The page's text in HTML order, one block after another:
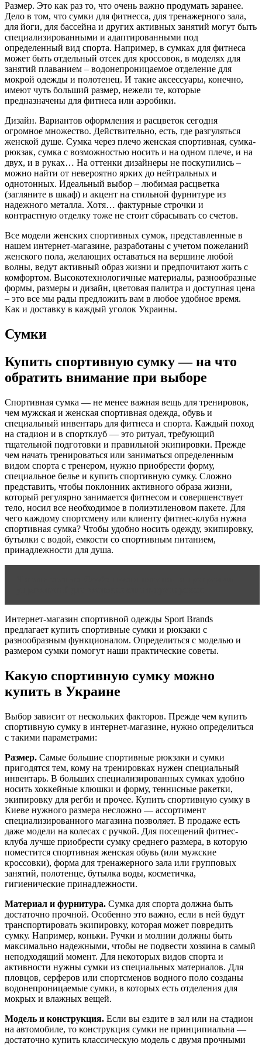
Размер. Это как раз то, что очень важно продумать заранее.
Дело в том, что сумки для фитнесса, для тренажерного зала,
для йоги, для бассейна и других активных занятий могут быть
специализированными и адаптированными под
определенный вид спорта. Например, в сумках для фитнеса
может быть отдельный отсек для кроссовок, в моделях для
занятий плаванием – водонепроницаемое отделение для
мокрой одежды и полотенец. И такие аксессуары, конечно,
имеют чуть больший размер, нежели те, которые
предназначены для фитнеса или аэробики.
Дизайн. Вариантов оформления и расцветок сегодня
огромное множество. Действительно, есть, где разгуляться
женской душе. Сумка через плечо женская спортивная, сумка-
рюкзак, сумка с возможностью носить и на одном плече, и на
двух, и в руках… На оттенки дизайнеры не поскупились –
можно найти от невероятно ярких до нейтральных и
однотонных. Идеальный выбор – любимая расцветка
(загляните в шкаф) и акцент на стильной фурнитуре из
надежного металла. Хотя… фактурные строчки и
контрастную отделку тоже не стоит сбрасывать со счетов.
Все модели женских спортивных сумок, представленные в
нашем интернет-магазине, разработаны с учетом пожеланий
женского пола, желающих оставаться на вершине любой
волны, ведут активный образ жизни и предпочитают жить с
комфортом. Высокотехнологичные материалы, разнообразные
формы, размеры и дизайн, цветовая палитра и доступная цена
– это все мы рады предложить вам в любое удобное время.
Как и доставку в каждый уголок Украины.
Сумки
Купить спортивную сумку — на что
обратить внимание при выборе
Спортивная сумка — не менее важная вещь для тренировок,
чем мужская и женская спортивная одежда, обувь и
специальный инвентарь для фитнеса и спорта. Каждый поход
на стадион и в спортклуб — это ритуал, требующий
тщательной подготовки и правильной экипировки. Прежде
чем начать тренироваться или заниматься определенным
видом спорта с тренером, нужно приобрести форму,
специальное белье и купить спортивную сумку. Сложно
представить, чтобы поклонник активного образа жизни,
который регулярно занимается фитнесом и совершенствует
тело, носил все необходимое в полиэтиленовом пакете. Для
чего каждому спортсмену или клиенту фитнес-клуба нужна
спортивная сумка? Чтобы удобно носить одежду, экипировку,
бутылки с водой, емкости со спортивным питанием,
принадлежности для душа.
Интернет-магазин спортивной одежды Sport Brands
предлагает купить спортивные сумки и рюкзаки с
разнообразным функционалом. Определиться с моделью и
размером сумки помогут наши практические советы.
Какую спортивную сумку можно
купить в Украине
Выбор зависит от нескольких факторов. Прежде чем купить
спортивную сумку в интернет-магазине, нужно определиться
с такими параметрами:
Размер. Самые большие спортивные рюкзаки и сумки
пригодятся тем, кому на тренировках нужен специальный
инвентарь. В больших специализированных сумках удобно
носить хоккейные клюшки и форму, теннисные ракетки,
экипировку для регби и прочее. Купить спортивную сумку в
Киеве нужного размера несложно — ассортимент
специализированного магазина позволяет. В продаже есть
даже модели на колесах с ручкой. Для посещений фитнес-
клуба лучше приобрести сумку среднего размера, в которую
поместится спортивная женская обувь (или мужские
кроссовки), форма для тренажерного зала или групповых
занятий, полотенце, бутылка воды, косметичка,
гигиенические принадлежности.
Материал и фурнитура. Сумка для спорта должна быть
достаточно прочной. Особенно это важно, если в ней будут
транспортировать экипировку, которая может повредить
сумку. Например, коньки. Ручки и молнии должны быть
максимально надежными, чтобы не подвести хозяина в самый
неподходящий момент. Для некоторых видов спорта и
активности нужны сумки из специальных материалов. Для
пловцов, серферов или спортсменов водного поло созданы
водонепроницаемые сумки, в которых есть отделения для
мокрых и влажных вещей.
Модель и конструкция. Если вы ездите в зал или на стадион
на автомобиле, то конструкция сумки не принципиальна —
достаточно купить классическую модель с двумя прочными